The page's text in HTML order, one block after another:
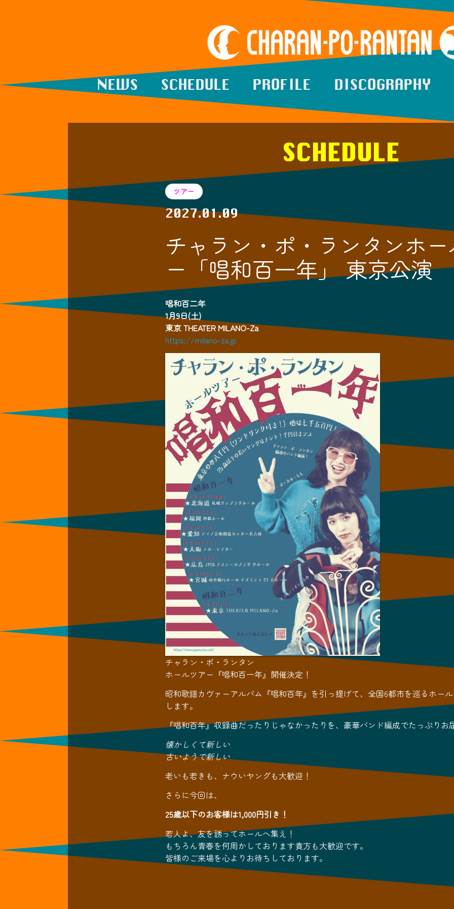
NEWS SCHEDULE PROFILE DISCOGRAPHY
SCHEDULE
ツアー
2027.01.09
チャラン・ポ・ランタンホ
ー「唱和百一年」 東京公演
唱和百二年
1月9日(土)
東京 THEATER MILANO-Za
https://milano-za.jp
チャラン・ポ・ランタン
ホールツアー『唱和百一年』開催決定！
昭和歌謡カヴァーアルバム『唱和百年』を引っ提げて、全国6都市を巡るホー
します。
『唱和百年』収録曲だったりじゃなかったりを、豪華バンド編成でたっぷりお
懐かしくて新しい
古いようで新しい
老いも若きも、ナウいヤングも大歓迎！
さらに今回は、
25歳以下のお客様は1,000円引き！
若人よ、友を誘ってホールへ集え！
もちろん青春を何周かしております貴方も大歓迎です。
皆様のご来場を心よりお待ちしております。